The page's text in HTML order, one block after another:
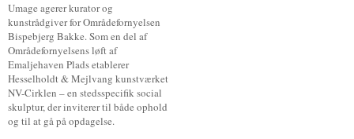
Umage agerer kurator og
kunstrådgiver for Områdefornyelsen
Bispebjerg Bakke. Som en del af
Områdefornyelsens løft af
Emaljehaven Plads etablerer
Hesselholdt & Mejlvang kunstværket
NV-Cirklen – en stedsspecifik social
skulptur, der inviterer til både ophold
og til at gå på opdagelse.